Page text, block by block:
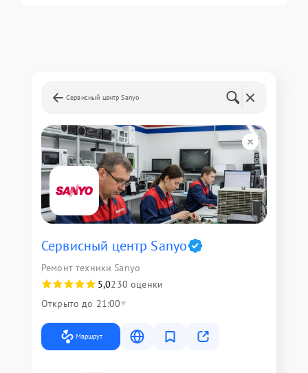
Сервисный центр Sanyo
Сервисный центр Sanyo
Ремонт техники Sanyo
5,0230 оценки
Открыто до 21:00
Маршрут